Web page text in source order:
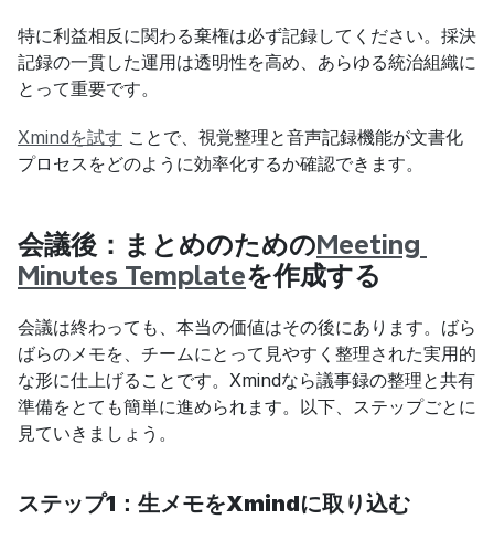
特に利益相反に関わる棄権は必ず記録してください。採決
記録の一貫した運用は透明性を高め、あらゆる統治組織に
とって重要です。
Xmindを試す ことで、視覚整理と音声記録機能が文書化
プロセスをどのように効率化するか確認できます。
会議後：まとめのためのMeeting
Minutes Templateを作成する
会議は終わっても、本当の価値はその後にあります。ばら
ばらのメモを、チームにとって見やすく整理された実用的
な形に仕上げることです。Xmindなら議事録の整理と共有
準備をとても簡単に進められます。以下、ステップごとに
見ていきましょう。
ステップ1：生メモをXmindに取り込む